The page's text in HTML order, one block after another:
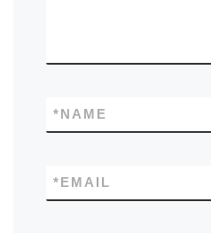
NAME
*
EMAIL
*